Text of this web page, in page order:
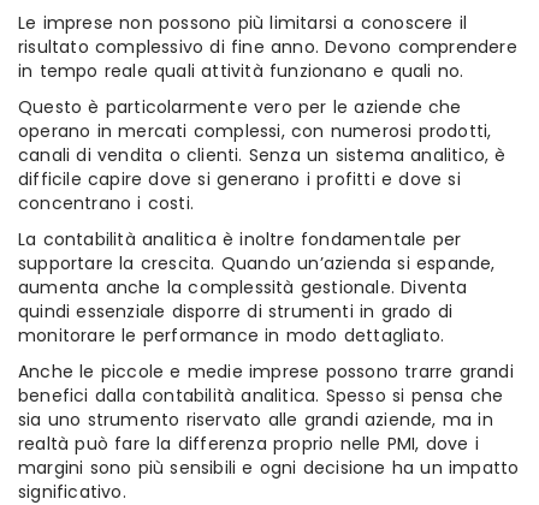
Le imprese non possono più limitarsi a conoscere il
risultato complessivo di fine anno. Devono comprendere
in tempo reale quali attività funzionano e quali no.
Questo è particolarmente vero per le aziende che
operano in mercati complessi, con numerosi prodotti,
canali di vendita o clienti. Senza un sistema analitico, è
difficile capire dove si generano i profitti e dove si
concentrano i costi.
La contabilità analitica è inoltre fondamentale per
supportare la crescita. Quando un’azienda si espande,
aumenta anche la complessità gestionale. Diventa
quindi essenziale disporre di strumenti in grado di
monitorare le performance in modo dettagliato.
Anche le piccole e medie imprese possono trarre grandi
benefici dalla contabilità analitica. Spesso si pensa che
sia uno strumento riservato alle grandi aziende, ma in
realtà può fare la differenza proprio nelle PMI, dove i
margini sono più sensibili e ogni decisione ha un impatto
significativo.